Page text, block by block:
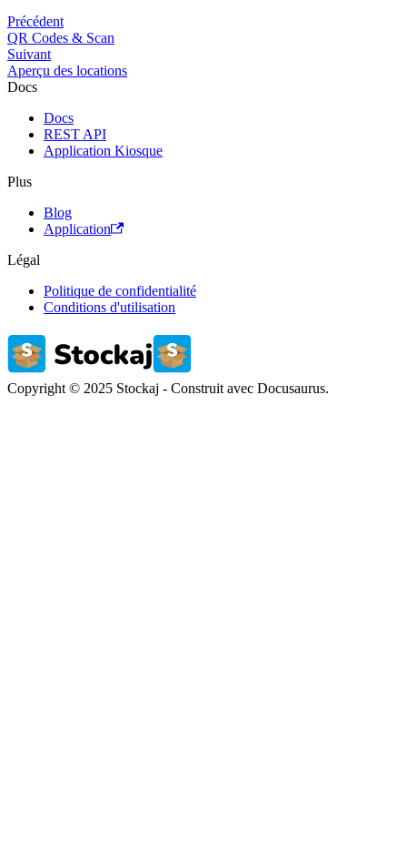
Précédent
QR Codes & Scan
Suivant
Aperçu des locations
Docs
Docs
REST API
Application Kiosque
Plus
Blog
Application
Légal
Politique de confidentialité
Conditions d'utilisation
Copyright © 2025 Stockaj - Construit avec Docusaurus.